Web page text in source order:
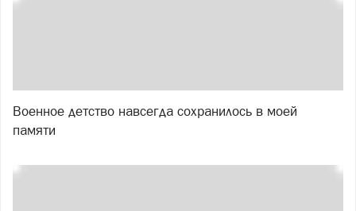
Военное детство навсегда сохранилось в моей
памяти